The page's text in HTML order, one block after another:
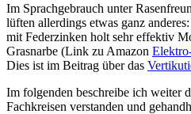
Im Sprachgebrauch unter
lüften allerdings etwas ganz
mit Federzinken holt sehr effektiv
Grasnarbe (Link zu Amazon
Dies ist im Beitrag über das
Im folgenden beschreibe ich weiter
Fachkreisen verstanden und